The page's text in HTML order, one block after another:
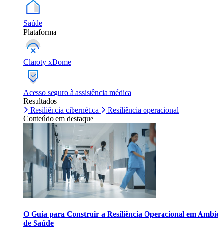
Saúde
Plataforma
Claroty xDome
Acesso seguro à assistência médica
Resultados
Resiliência cibernética
Resiliência operacional
Conteúdo em destaque
O Guia para Construir a Resiliência Operacional em
de Saúde